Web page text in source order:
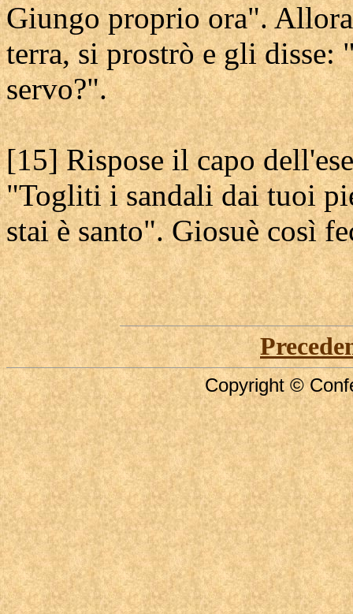
Giungo proprio ora".
terra, si prostrò e gli disse:
servo?".
[15] Rispose il capo
"Togliti i sandali dai tuoi
stai è santo". Giosuè così
Copyright ©